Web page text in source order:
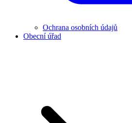
Ochrana osobních údajů
Obecní úřad